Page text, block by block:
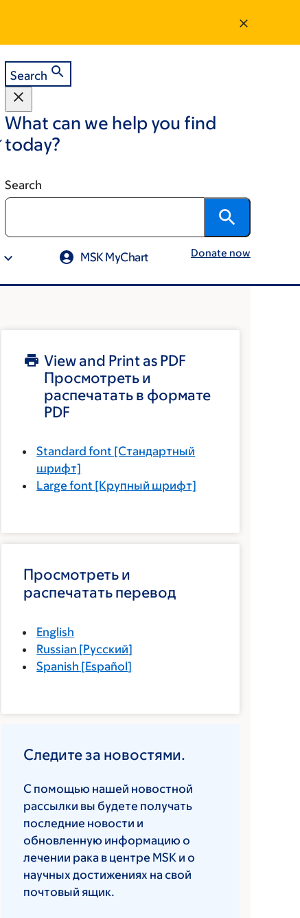
Search
What can we help you find
today?
Search
MSK MyChart Donate now
View and Print as PDF
Просмотреть и
распечатать в формате
PDF
Standard font [Стандартный
шрифт]
Large font [Крупный шрифт]
Просмотреть и
распечатать перевод
English
Russian [Русский]
Spanish [Español]
Следите за новостями.
С помощью нашей новостной
рассылки вы будете получать
последние новости и
обновленную информацию о
лечении рака в центре MSK и о
научных достижениях на свой
почтовый ящик.